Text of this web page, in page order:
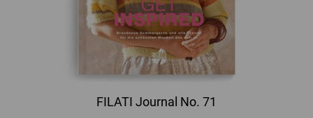
FILATI Journal No. 71